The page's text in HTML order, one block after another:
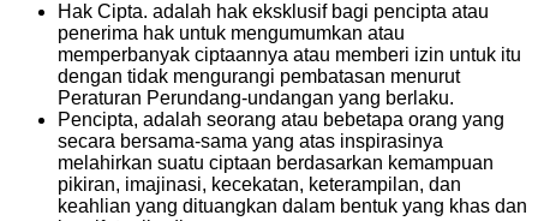
Hak Cipta. adalah hak eksklusif bagi pencipta atau
penerima hak untuk mengumumkan atau
memperbanyak ciptaannya atau memberi izin untuk itu
dengan tidak mengurangi pembatasan menurut
Peraturan Perundang-undangan yang berlaku.
Pencipta, adalah seorang atau bebetapa orang yang
secara bersama-sama yang atas inspirasinya
melahirkan suatu ciptaan berdasarkan kemampuan
pikiran, imajinasi, kecekatan, keterampilan, dan
keahlian yang dituangkan dalam bentuk yang khas dan